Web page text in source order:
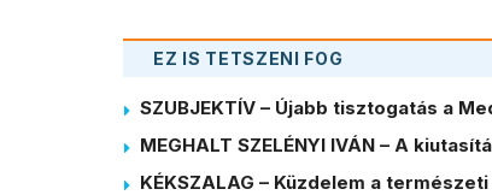
EZ IS TETSZENI FOG
SZUBJEKTÍV – Újabb tisztogatás a
MEGHALT SZELÉNYI IVÁN – A
KÉKSZALAG – Küzdelem a